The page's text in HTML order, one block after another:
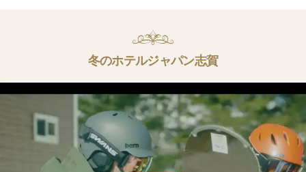
冬のホテルジャパン志賀